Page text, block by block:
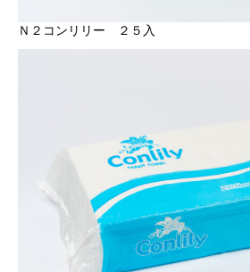
Ｎ２コンリリー ２５入